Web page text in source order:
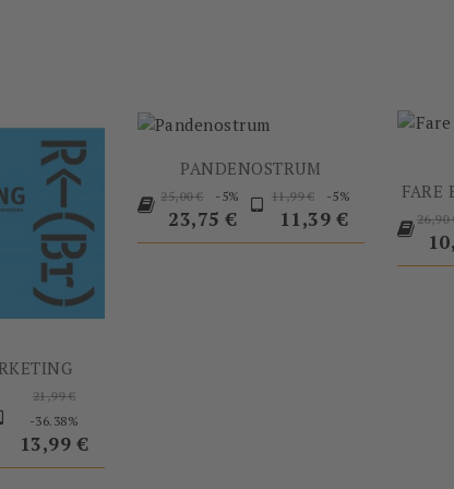
Prezzo
base
21,99 €
-36.38%
13,99 €
PANDENOSTRUM
Prezzo
base
25,00 € -5%
Prezzo
23,75 €
Prezzo
base
11,99 € -5%
Prezzo
11,39 €
FARE
26,90